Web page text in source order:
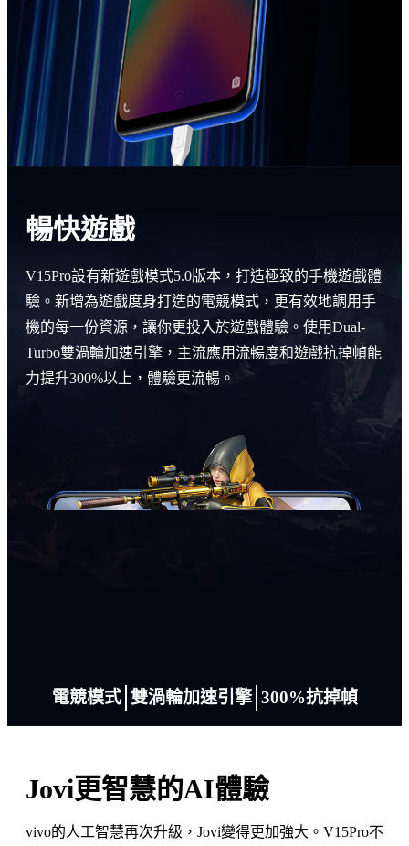
暢快遊戲
V15Pro設有新遊戲模式5.0版本，打造極致的手機遊戲體
驗。新增為遊戲度身打造的電競模式，更有效地調用手
機的每一份資源，讓你更投入於遊戲體驗。使用Dual-
Turbo雙渦輪加速引擎，主流應用流暢度和遊戲抗掉幀能
力提升300%以上，體驗更流暢。
電競模式 雙渦輪加速引擎 300%抗掉幀
Jovi更智慧的AI體驗
vivo的人工智慧再次升級，Jovi變得更加強大。V15Pro不